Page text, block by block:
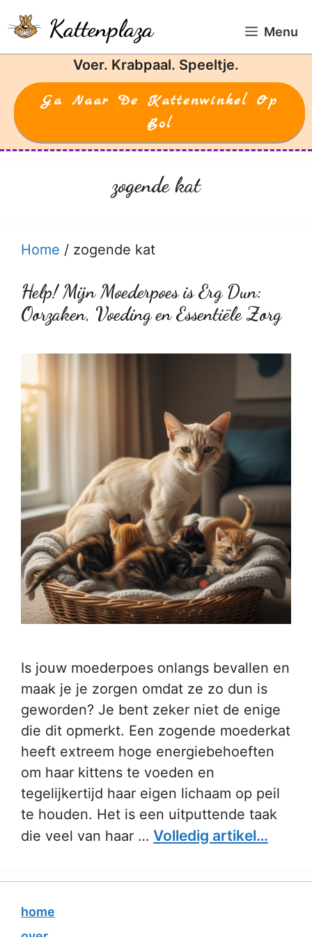
naar
de
Kattenplaza Menu
Voer. Krabpaal. Speeltje.
Ga Naar De Kattenwinkel Op
Bol
zogende kat
Home / zogende kat
Help! Mijn Moederpoes is Erg Dun:
Oorzaken, Voeding en Essentiële Zorg
Is jouw moederpoes onlangs bevallen en
maak je je zorgen omdat ze zo dun is
geworden? Je bent zeker niet de enige
die dit opmerkt. Een zogende moederkat
heeft extreem hoge energiebehoeften
om haar kittens te voeden en
tegelijkertijd haar eigen lichaam op peil
te houden. Het is een uitputtende taak
die veel van haar … Volledig artikel…
home